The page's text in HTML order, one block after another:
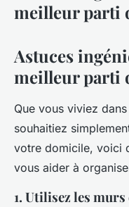
meilleur parti
Astuces
meilleur parti
Que vous viviez
souhaitiez
votre domicile, voici
vous aider à
1. Utilisez les